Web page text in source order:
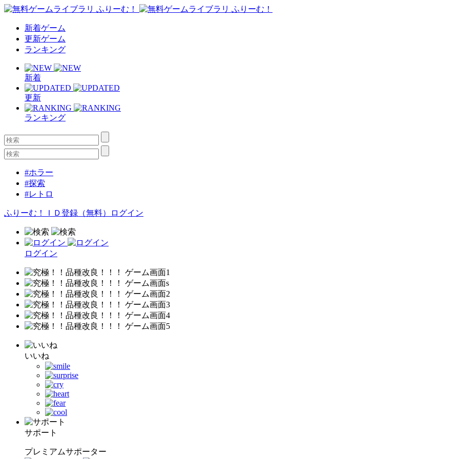
新着ゲーム
更新ゲーム
ランキング
新着
更新
ランキング
#ホラー
#探索
#レトロ
ふりーむ！ＩＤ登録（無料） ログイン
ログイン
いいね
サポート
プレミアムサポーター